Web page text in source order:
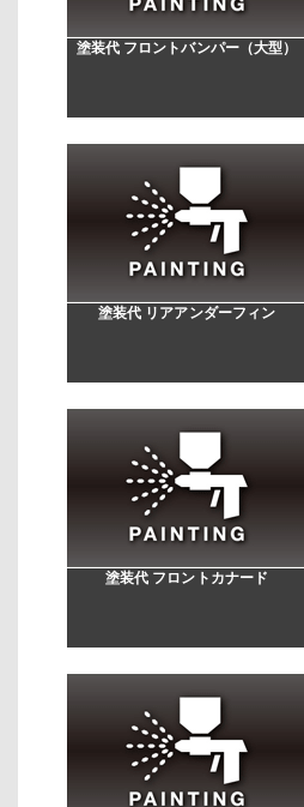
塗装代 フロントバンパー（大型）
塗装代 リアアンダーフィン
塗装代 フロントカナード